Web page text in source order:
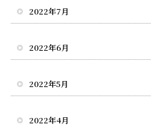
2022年7月
2022年6月
2022年5月
2022年4月